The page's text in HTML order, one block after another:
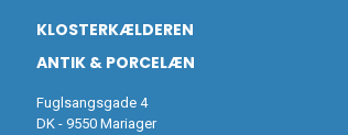
KLOSTERKÆLDEREN
ANTIK & PORCELÆN
Fuglsangsgade 4
DK - 9550 Mariager